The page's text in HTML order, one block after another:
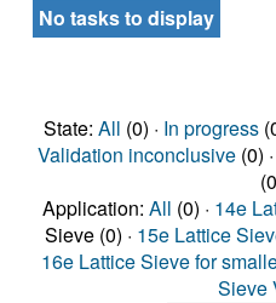
No tasks to display
State: All (0) · In progress
Validation inconclusive(0) ·
Application: All (0) · 14e
Sieve (0) · 15e Lattice
16e Lattice Sieve for
Sieve